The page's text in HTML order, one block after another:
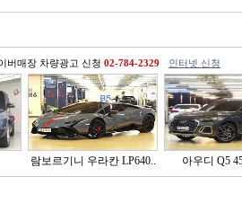
버매장 차량광고 신청 02-784-2329 인터넷 신청
람보르기니 우라칸 LP640.. 아우디 Q5